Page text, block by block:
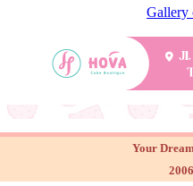
Gallery
Your